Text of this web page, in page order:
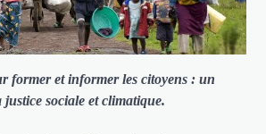
former et informer les citoyens : un
sociale et climatique.